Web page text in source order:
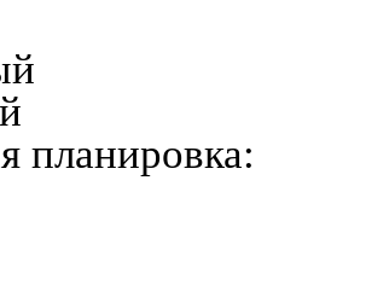
планировка: